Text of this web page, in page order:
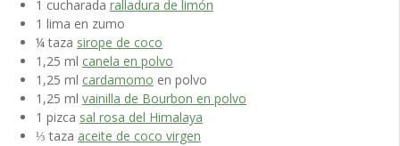
1 cucharada ralladura de limón
1 lima en zumo
¼ taza sirope de coco
1,25 ml canela en polvo
1,25 ml cardamomo en polvo
1,25 ml vainilla de Bourbon en polvo
1 pizca sal rosa del Himalaya
⅓ taza aceite de coco virgen